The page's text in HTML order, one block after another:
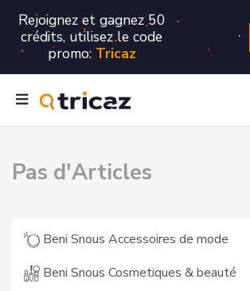
Rejoignez et gagnez 50
crédits, utilisez le code
promo: Tricaz
Pas d'Articles
Beni Snous Accessoires de mode
Beni Snous Cosmetiques & beauté